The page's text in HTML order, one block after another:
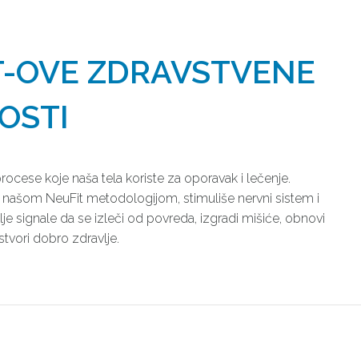
OVE ZDRAVSTVENE
koje naša tela koriste za oporavak i lečenje.
našom NeuFit metodologijom, stimuliše nervni sistem i
signale da se izleči od povreda, izgradi mišiće, obnovi
dobro zdravlje.